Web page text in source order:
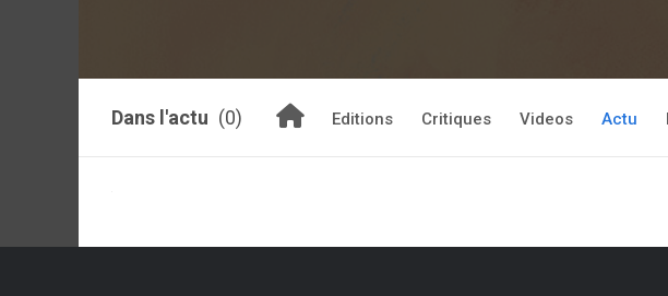
Dans l'actu (0) Editions Critiques Videos Actu